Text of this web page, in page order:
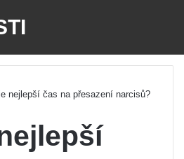
nejlepší čas na přesazení narcisů?